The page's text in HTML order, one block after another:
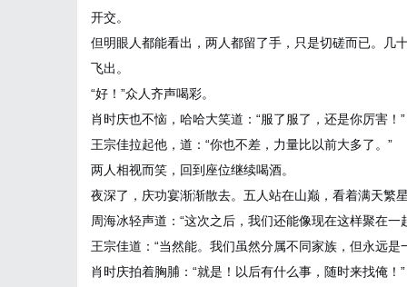
开交。
但明眼人都能看出，两人都留了手，只是切磋而已。几
飞出。
“好！”众人齐声喝彩。
肖时庆也不恼，哈哈大笑道：“服了服了，还是你厉害！”
王宗佳拉起他，道：“你也不差，力量比以前大多了。”
两人相视而笑，回到座位继续喝酒。
夜深了，庆功宴渐渐散去。五人站在山巅，看着满天繁
周海冰轻声道：“这次之后，我们还能像现在这样聚在一
王宗佳道：“当然能。我们虽然分属不同家族，但永远是
肖时庆拍着胸脯：“就是！以后有什么事，随时来找俺！”